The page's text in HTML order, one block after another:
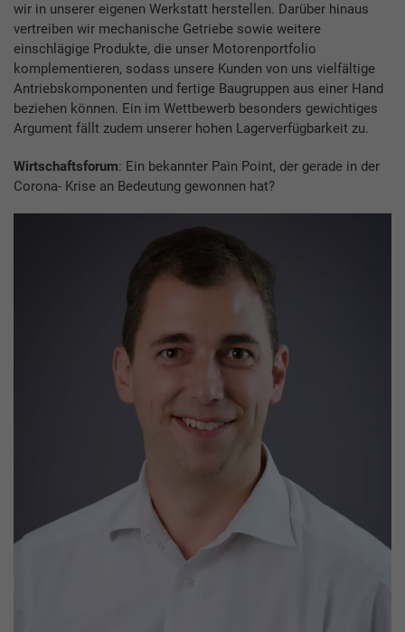
wir in unserer eigenen Werkstatt herstellen. Darüber hinaus
vertreiben wir mechanische Getriebe sowie weitere
einschlägige Produkte, die unser Motorenportfolio
komplementieren, sodass unsere Kunden von uns vielfältige
Antriebskomponenten und fertige Baugruppen aus einer Hand
beziehen können. Ein im Wettbewerb besonders gewichtiges
Argument fällt zudem unserer hohen Lagerverfügbarkeit zu.
Wirtschaftsforum: Ein bekannter Pain Point, der gerade in der
Corona- Krise an Bedeutung gewonnen hat?